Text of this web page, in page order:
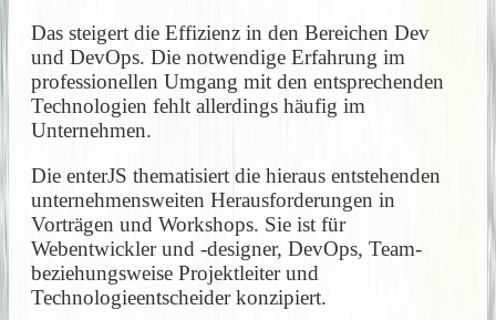
Das steigert die Effizienz in den Bereichen Dev
und DevOps. Die notwendige Erfahrung im
professionellen Umgang mit den entsprechenden
Technologien fehlt allerdings häufig im
Unternehmen.
Die enterJS thematisiert die hieraus entstehenden
unternehmensweiten Herausforderungen in
Vorträgen und Workshops. Sie ist für
Webentwickler und -designer, DevOps, Team-
beziehungsweise Projektleiter und
Technologieentscheider konzipiert.